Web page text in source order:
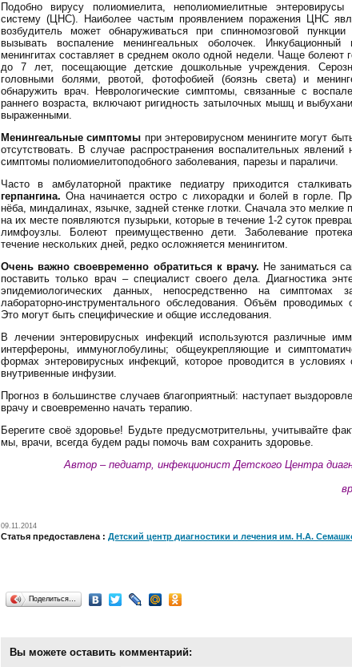
Подобно вирусу полиомиелита, неполиомиелитные
систему (ЦНС). Наиболее частым проявлением поражения ЦНС
возбудитель может обнаруживаться при спинномозговой
вызывать воспаление менингеальных оболочек.
менингитах составляет в среднем около одной недели. Чаще болеют
до 7 лет, посещающие детские дошкольные учреждения.
головными болями, рвотой, фотофобией (боязнь света) и
обнаружить врач. Неврологические симптомы, связанные с
раннего возраста, включают ригидность затылочных мышц и
выраженными.
Менингеальные симптомы при энтеровирусном менингите могут
отсутствовать. В случае распространения воспалительных
симптомы полиомиелитоподобного заболевания, парезы и параличи.
Часто в амбулаторной практике педиатру приходится
герпангина. Она начинается остро с лихорадки и болей в горле.
нёба, миндалинах, язычке, задней стенке глотки. Сначала это
на их месте появляются пузырьки, которые в течение 1-2 суток
лимфоузлы. Болеют преимущественно дети. Заболевание
течение нескольких дней, редко осложняется менингитом.
Очень важно своевременно обратиться к врачу. Не заниматься
поставить только врач – специалист своего дела. Диагностика
эпидемиологических данных, непосредственно на симптомах
лабораторно-инструментального обследования. Объём
Это могут быть специфические и общие исследования.
В лечении энтеровирусных инфекций используются различные
интерфероны, иммуноглобулины; общеукрепляющие и
формах энтеровирусных инфекций, которое проводится в
внутривенные инфузии.
Прогноз в большинстве случаев благоприятный: наступает
врачу и своевременно начать терапию.
Берегите своё здоровье! Будьте предусмотрительны, учитывайте
мы, врачи, всегда будем рады помочь вам сохранить здоровье.
Автор – педиатр, инфекционист Детского Центра
09.11.2014
Статья предоставлена : Детский центр диагностики и лечения им. Н.А.
Поделиться…
Вы можете оставить комментарий: